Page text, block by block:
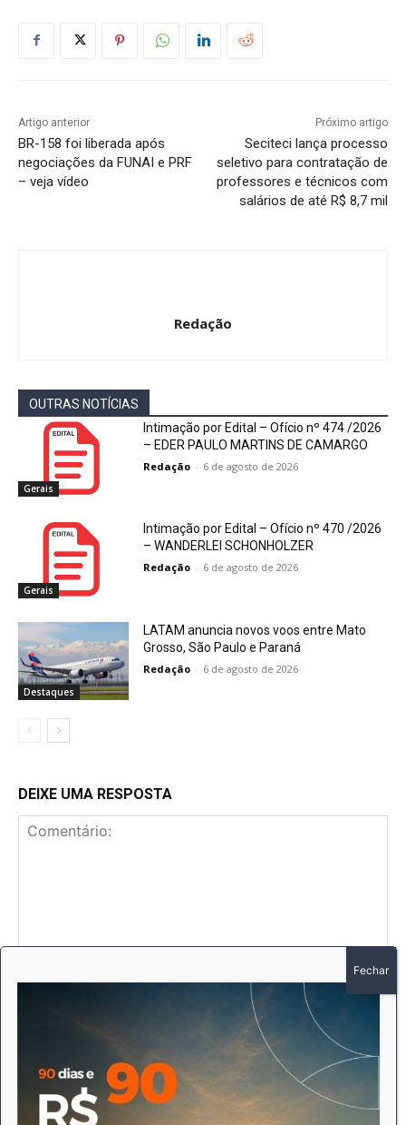
Artigo anterior
BR-158 foi liberada após
negociações da FUNAI e PRF
– veja vídeo
Próximo artigo
Seciteci lança processo
seletivo para contratação de
professores e técnicos com
salários de até R$ 8,7 mil
Redação
OUTRAS NOTÍCIAS
Gerais
Intimação por Edital – Ofício nº 474 /2026
– EDER PAULO MARTINS DE CAMARGO
Redação - 6 de agosto de 2026
Gerais
Intimação por Edital – Ofício nº 470 /2026
– WANDERLEI SCHONHOLZER
Redação - 6 de agosto de 2026
Destaques
LATAM anuncia novos voos entre Mato
Grosso, São Paulo e Paraná
Redação - 6 de agosto de 2026
DEIXE UMA RESPOSTA